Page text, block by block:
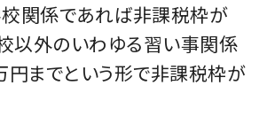
校関係であれば非課税枠が
以外のいわゆる習い事関係
までという形で非課税枠が